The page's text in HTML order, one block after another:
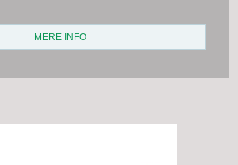
MERE INFO